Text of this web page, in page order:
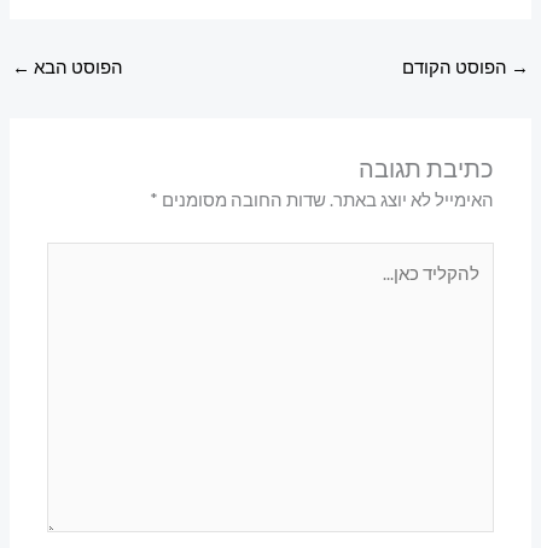
→ הפוסט הקודם הפוסט הבא ←
כתיבת תגובה
האימייל לא יוצג באתר. שדות החובה מסומנים *